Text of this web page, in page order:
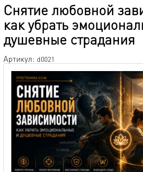
Снятие любовной
как убрать
душевные страдания
Артикул: d0021